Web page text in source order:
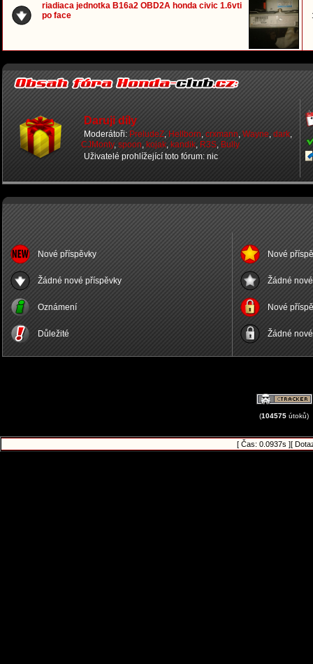
riadiaca jednotka B16a2 OBD2A honda civic 1.6vti
po face
Daruji díly
Moderátoři: PreludeZ, Hellborn, crxmann, Wayne, dark,
CJMonty, spoon, kojak, kandik, R3S, Bully
Uživatelé prohlížející toto fórum: nic
Nové příspěvky
Žádné nové příspěvky
Oznámení
Důležité
Nové
Žádné
Nové
Žádné
(104575 útoků)
[ Čas: 0.0937s ][